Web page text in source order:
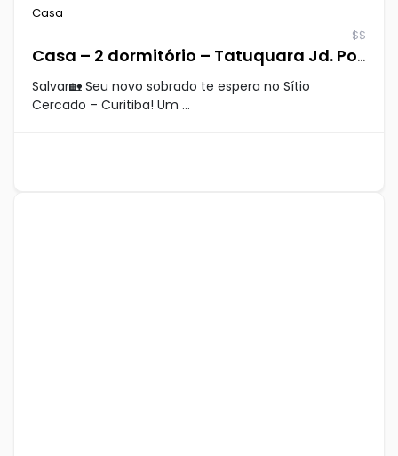
Casa
$$
Casa – 2 dormitório – Tatuquara Jd. Pompeia
Salvar🏡 Seu novo sobrado te espera no Sítio
Cercado – Curitiba! Um ...